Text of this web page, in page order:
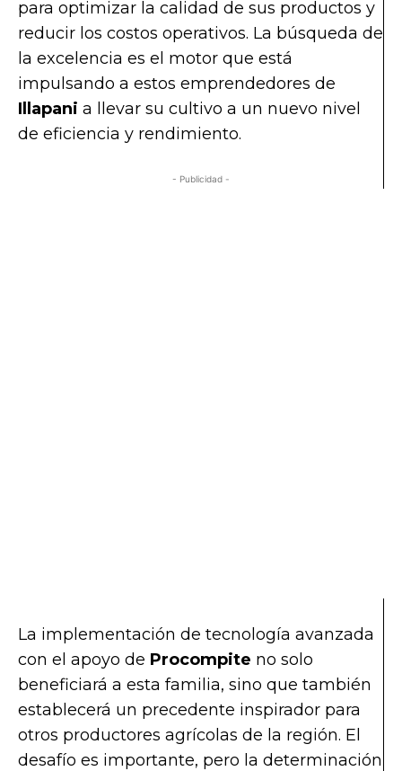
para optimizar la calidad de sus productos y
reducir los costos operativos. La búsqueda de
la excelencia es el motor que está
impulsando a estos emprendedores de
Illapani a llevar su cultivo a un nuevo nivel
de eficiencia y rendimiento.
- Publicidad -
La implementación de tecnología avanzada
con el apoyo de Procompite no solo
beneficiará a esta familia, sino que también
establecerá un precedente inspirador para
otros productores agrícolas de la región. El
desafío es importante, pero la determinación